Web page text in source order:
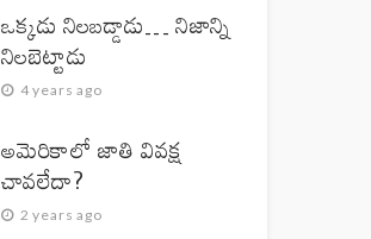
ఒక్కడు నిలబడ్డాడు… నిజాన్ని
నిలబెట్టాడు
4 years ago
అమెరికాలో జాతి వివక్ష
చావలేదా?
2 years ago